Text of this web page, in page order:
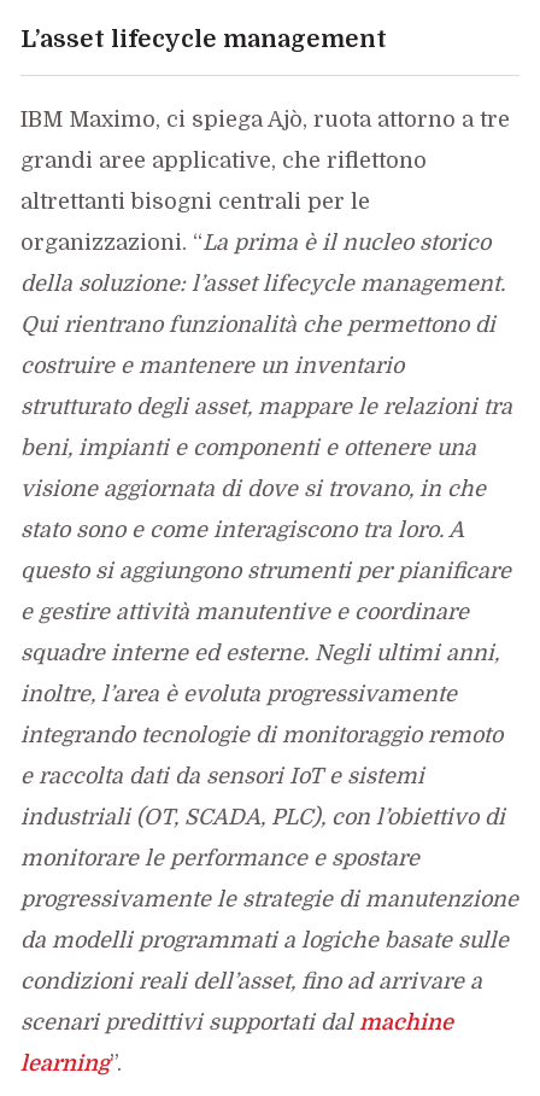
L’asset lifecycle management
IBM Maximo, ci spiega Ajò, ruota attorno a tre
grandi aree applicative, che riflettono
altrettanti bisogni centrali per le
organizzazioni. “La prima è il nucleo storico
della soluzione: l’asset lifecycle management.
Qui rientrano funzionalità che permettono di
costruire e mantenere un inventario
strutturato degli asset, mappare le relazioni tra
beni, impianti e componenti e ottenere una
visione aggiornata di dove si trovano, in che
stato sono e come interagiscono tra loro. A
questo si aggiungono strumenti per pianificare
e gestire attività manutentive e coordinare
squadre interne ed esterne. Negli ultimi anni,
inoltre, l’area è evoluta progressivamente
integrando tecnologie di monitoraggio remoto
e raccolta dati da sensori IoT e sistemi
industriali (OT, SCADA, PLC), con l’obiettivo di
monitorare le performance e spostare
progressivamente le strategie di manutenzione
da modelli programmati a logiche basate sulle
condizioni reali dell’asset, fino ad arrivare a
scenari predittivi supportati dal machine
learning”.